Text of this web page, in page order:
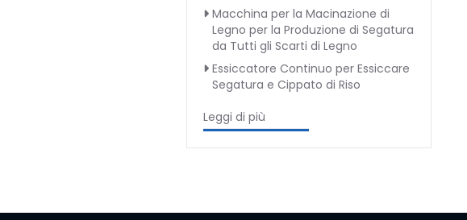
Macchina per la Macinazione di
Legno per la Produzione di Segatura
da Tutti gli Scarti di Legno
Essiccatore Continuo per Essiccare
Segatura e Cippato di Riso
Leggi di più